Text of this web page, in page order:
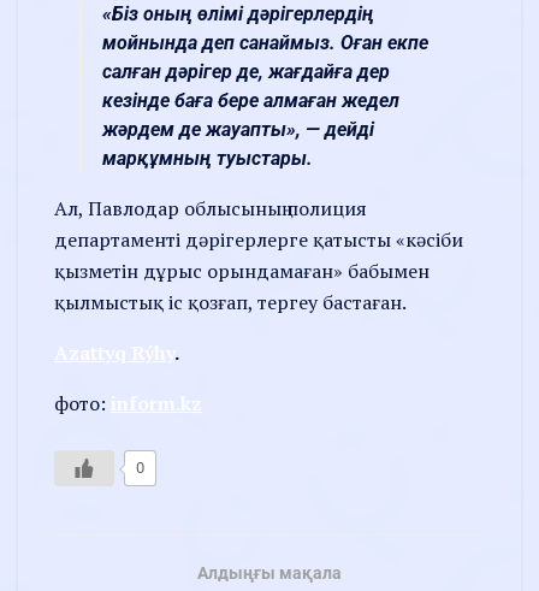
«Біз оның өлімі дәрігерлердің
мойнында деп санаймыз. Оған екпе
салған дәрігер де, жағдайға дер
кезінде баға бере алмаған жедел
жәрдем де жауапты», — дейді
марқұмның туыстары.
Ал, Павлодар облысының полиция
департаменті дәрігерлерге қатысты «кәсіби
қызметін дұрыс орындамаған» бабымен
қылмыстық іс қозғап, тергеу бастаған.
Azattyq Rýhy.
фото: inform.kz
0
Алдыңғы мақала